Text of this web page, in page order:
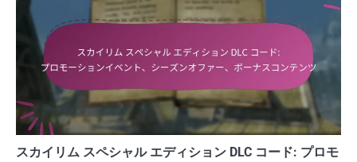
スカイリム スペシャル エディション DLC コード: プロモ